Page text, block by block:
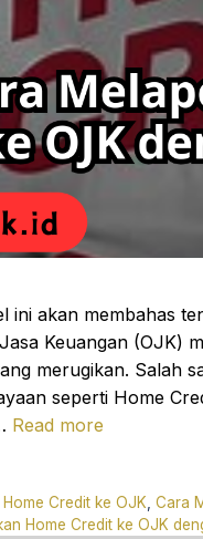
ini akan membahas
Keuangan (OJK)
merugikan. Salah
seperti Home
Read more
Credit ke OJK Cara
Home Credit ke OJK